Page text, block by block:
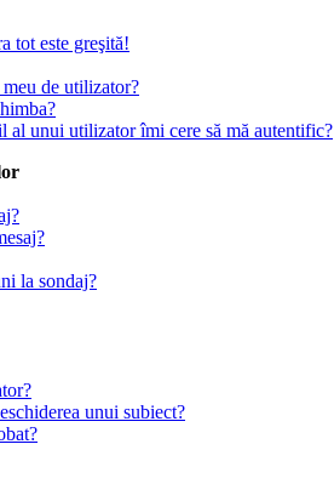
tot este greşită!
de utilizator?
al unui utilizator îmi cere să mă autentific?
la sondaj?
unui subiect?